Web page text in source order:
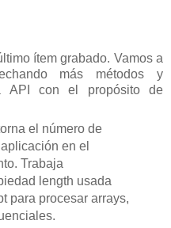
ítem grabado. Vamos a
más métodos y
API con el propósito de
el número de
en el
Trabaja
length usada
para procesar arrays,